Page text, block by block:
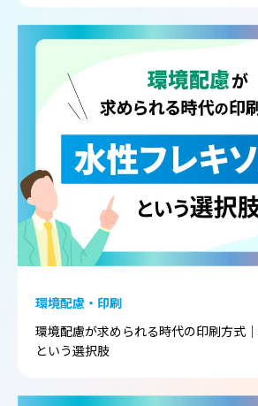
環境配慮・印刷
環境配慮が求められる時代の印刷方式
という選択肢